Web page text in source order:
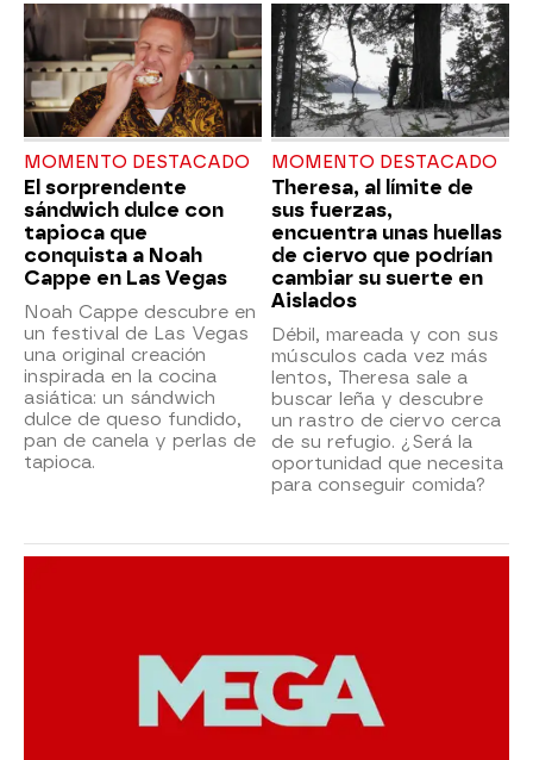
MOMENTO DESTACADO
El sorprendente
sándwich dulce con
tapioca que
conquista a Noah
Cappe en Las Vegas
Noah Cappe descubre en
un festival de Las Vegas
una original creación
inspirada en la cocina
asiática: un sándwich
dulce de queso fundido,
pan de canela y perlas de
tapioca.
MOMENTO DESTACADO
Theresa, al límite de
sus fuerzas,
encuentra unas huellas
de ciervo que podrían
cambiar su suerte en
Aislados
Débil, mareada y con sus
músculos cada vez más
lentos, Theresa sale a
buscar leña y descubre
un rastro de ciervo cerca
de su refugio. ¿Será la
oportunidad que necesita
para conseguir comida?